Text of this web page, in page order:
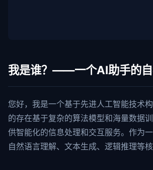
我是谁？——一个AI助手的自
您好，我是一个基于先进人工智能技术
的存在基于复杂的算法模型和海量数据
供智能化的信息处理和交互服务。作为
自然语言理解、文本生成、逻辑推理等核